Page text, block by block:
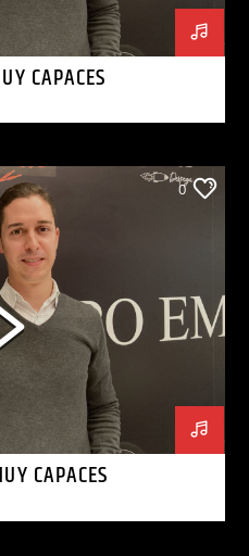
CAPACES
0
CAPACES